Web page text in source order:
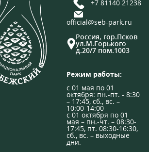
+7 81140 21238
official@seb-park.ru
Россия, гор.Псков
ул.М.Горького
д.20/7 пом.1003
Режим работы:
с 01 мая по 01
октября: пн.-пт. - 8:30
– 17:45, сб., вс. –
10:00-14:00
с 01 октября по 01
мая – пн.-чт. – 08:30-
17:45, пт. 08:30-16:30,
сб., вс. – выходные
дни.